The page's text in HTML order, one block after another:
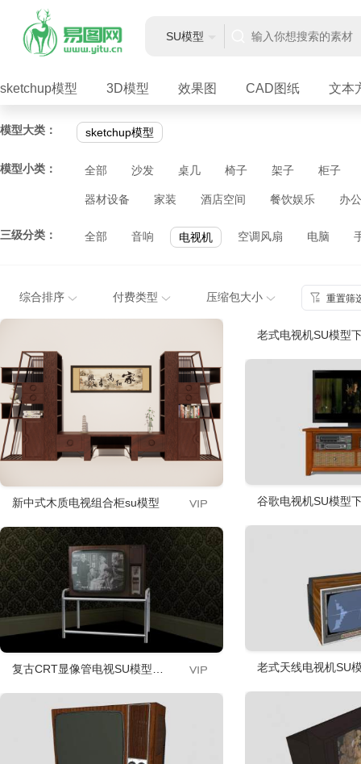
SU模型
sketchup模型 3D模型 效果图 CAD图纸 文本
模型大类： sketchup模型
模型小类： 全部 沙发 桌几 椅子 架子 柜子
器材设备 家装 酒店空间 餐饮娱乐 办
三级分类： 全部 音响 电视机 空调风扇 电脑
综合排序 付费类型 压缩包大小 重置筛
新中式木质电视组合柜su模型
复古CRT显像管电视SU模型下载_sketchup草图大师SKP模型
老式电视机SU模型
谷歌电视机SU模型
老式天线电视机SU